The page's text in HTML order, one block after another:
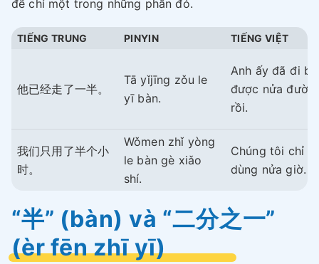
để chỉ một trong những phần đó.
TIẾNG TRUNG PINYIN TIẾNG VIỆT
他已经走了一半。
Tā yǐjīng zǒu le
yī bàn.
Anh ấy đã đi bộ
được nửa
rồi.
我们只用了半个小
时。
Wǒmen zhǐ yòng
le bàn gè xiǎo
shí.
Chúng tôi chỉ
dùng nửa giờ.
“半” (bàn) và “二分之一”
(èr fēn zhī yī)